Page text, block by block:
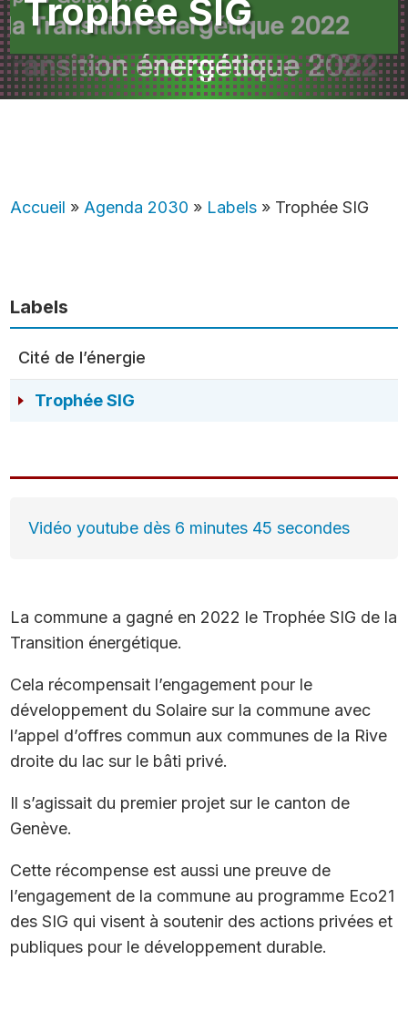
Trophée SIG
Accueil » Agenda 2030 » Labels » Trophée SIG
Labels
Cité de l’énergie
Trophée SIG
Vidéo youtube dès 6 minutes 45 secondes
La commune a gagné en 2022 le Trophée SIG de la
Transition énergétique.
Cela récompensait l’engagement pour le
développement du Solaire sur la commune avec
l’appel d’offres commun aux communes de la Rive
droite du lac sur le bâti privé.
Il s’agissait du premier projet sur le canton de
Genève.
Cette récompense est aussi une preuve de
l’engagement de la commune au programme Eco21
des SIG qui visent à soutenir des actions privées et
publiques pour le développement durable.